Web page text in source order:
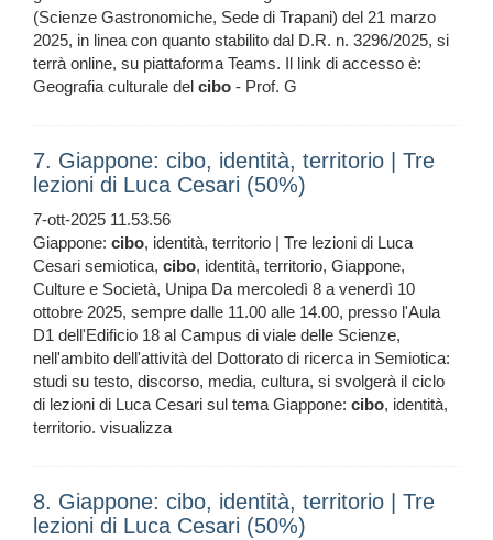
(Scienze Gastronomiche, Sede di Trapani) del 21 marzo
2025, in linea con quanto stabilito dal D.R. n. 3296/2025, si
terrà online, su piattaforma Teams. Il link di accesso è:
Geografia culturale del cibo - Prof. G
7. Giappone: cibo, identità, territorio | Tre
lezioni di Luca Cesari (50%)
7-ott-2025 11.53.56
Giappone: cibo, identità, territorio | Tre lezioni di Luca
Cesari semiotica, cibo, identità, territorio, Giappone,
Culture e Società, Unipa Da mercoledì 8 a venerdì 10
ottobre 2025, sempre dalle 11.00 alle 14.00, presso l'Aula
D1 dell'Edificio 18 al Campus di viale delle Scienze,
nell'ambito dell'attività del Dottorato di ricerca in Semiotica:
studi su testo, discorso, media, cultura, si svolgerà il ciclo
di lezioni di Luca Cesari sul tema Giappone: cibo, identità,
territorio. visualizza
8. Giappone: cibo, identità, territorio | Tre
lezioni di Luca Cesari (50%)